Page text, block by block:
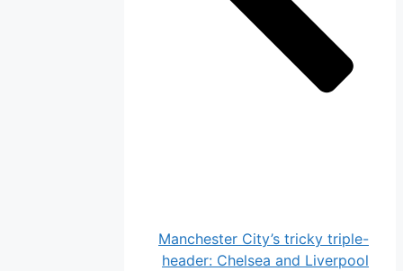
Manchester City’s tricky triple-
header: Chelsea and Liverpool